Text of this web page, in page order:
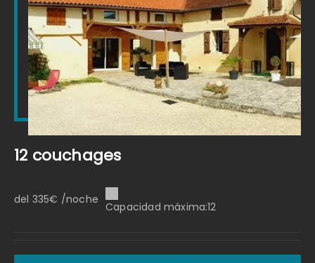
12 couchages
del 335€ /noche
Capacidad máxima:12